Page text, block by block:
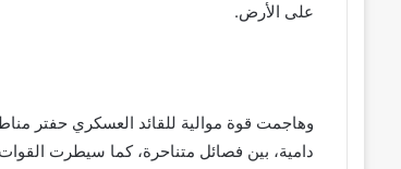
على الأرض.
وهاجمت قوة موالية للقائد العسكري حفتر
دامية، بين فصائل متناحرة، كما سيطرت